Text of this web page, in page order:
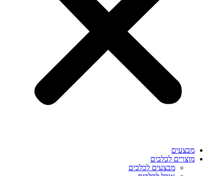
מבצעים
מוצרים לכלבים
מבצעים לכלבים